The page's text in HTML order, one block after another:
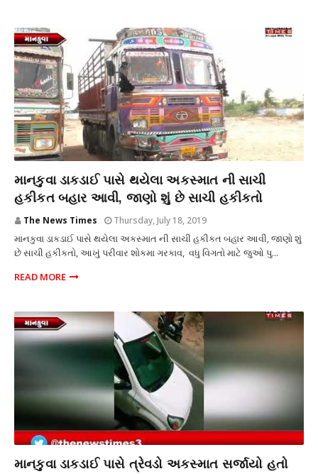
માનકુવા ડાકડાઈ પાસે થયેલા અકસ્માત ની સાચી
હકીકત બહાર આવી, જાણો શું છે સાચી હકીકતો
The News Times Thursday, July 18, 2019
માનકુવા ડાકડાઈ પાસે થયેલા અકસ્માત ની સાચી હકીકત બહાર આવી, જાણો શું
છે સાચી હકીકતો, આખું પરીવાર શોકમા ગરકાવ, વધુ વિગતો માટે જુઓ પુ...
READ MORE
માનકુવા ડાકડાઈ પાસે ત્રેવડો અકસ્માત સર્જાયો હતો